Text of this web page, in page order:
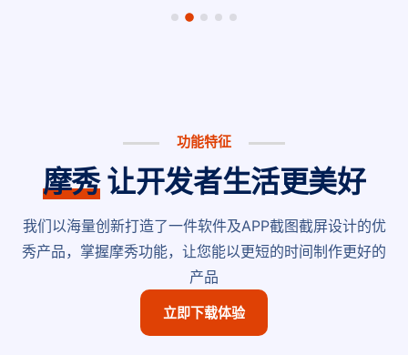
功能特征
摩秀让开发者生活更美好
我们以海量创新打造了一件软件及APP截图截屏设计的优
秀产品，掌握摩秀功能，让您能以更短的时间制作更好的
产品
立即下载体验